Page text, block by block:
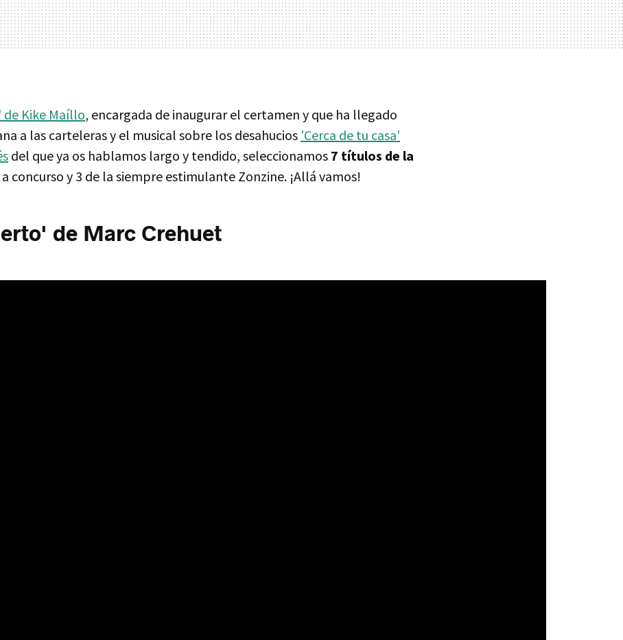
de Kike Maíllo, encargada de inaugurar el certamen y que ha llegado
a las carteleras y el musical sobre los desahucios 'Cerca de tu casa'
del que ya os hablamos largo y tendido, seleccionamos 7 títulos de la
a concurso y 3 de la siempre estimulante Zonzine. ¡Allá vamos!
de Marc Crehuet